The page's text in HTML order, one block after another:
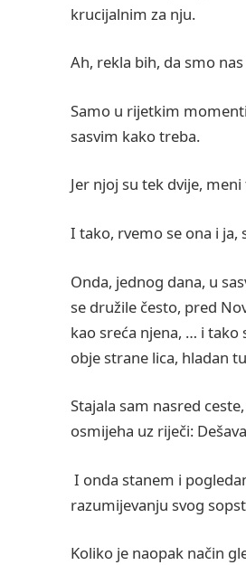
krucijalnim za nju.
Ah, rekla bih, da smo
Samo u rijetkim
sasvim kako treba.
Jer njoj su tek dvije,
I tako, rvemo se ona i
Onda, jednog dana, u
se družile često, pred
kao sreća njena, … i tako
obje strane lica, hladan
Stajala sam nasred
osmijeha uz riječi:
I onda stanem i
razumijevanju svog
Koliko je naopak način